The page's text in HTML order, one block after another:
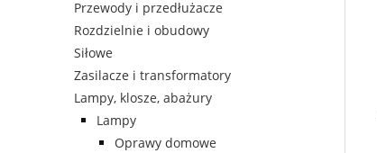
Przewody i przedłużacze
Rozdzielnie i obudowy
Siłowe
Zasilacze i transformatory
Lampy, klosze, abażury
Lampy
Oprawy domowe